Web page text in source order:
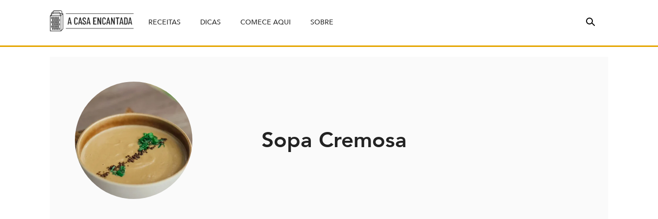
RECEITAS DICAS COMECE AQUI SOBRE
Sopa Cremosa